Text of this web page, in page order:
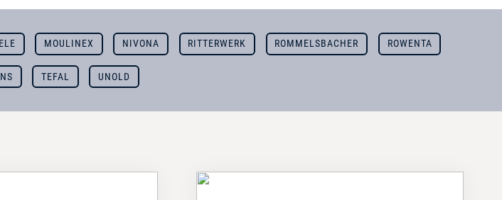
MOULINEX NIVONA RITTERWERK ROMMELSBACHER ROWENTA
TEFAL UNOLD